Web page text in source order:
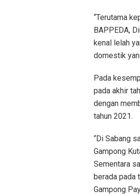
“Terutama
BAPPEDA,
kenal lelah
domestik
Pada
pada akhir
dengan
tahun 2021.
“Di Sabang
Gampong
Sementara
berada pada
Gampong